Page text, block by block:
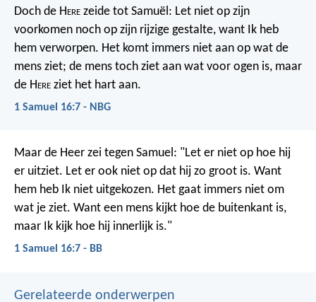
Doch de Here zeide tot Samuël: Let niet op zijn
voorkomen noch op zijn rijzige gestalte, want Ik heb
hem verworpen. Het komt immers niet aan op wat de
mens ziet; de mens toch ziet aan wat voor ogen is, maar
de Here ziet het hart aan.
1 Samuel 16:7 - NBG
Maar de Heer zei tegen Samuel: "Let er niet op hoe hij
er uitziet. Let er ook niet op dat hij zo groot is. Want
hem heb Ik niet uitgekozen. Het gaat immers niet om
wat je ziet. Want een mens kijkt hoe de buitenkant is,
maar Ik kijk hoe hij innerlijk is."
1 Samuel 16:7 - BB
Gerelateerde onderwerpen